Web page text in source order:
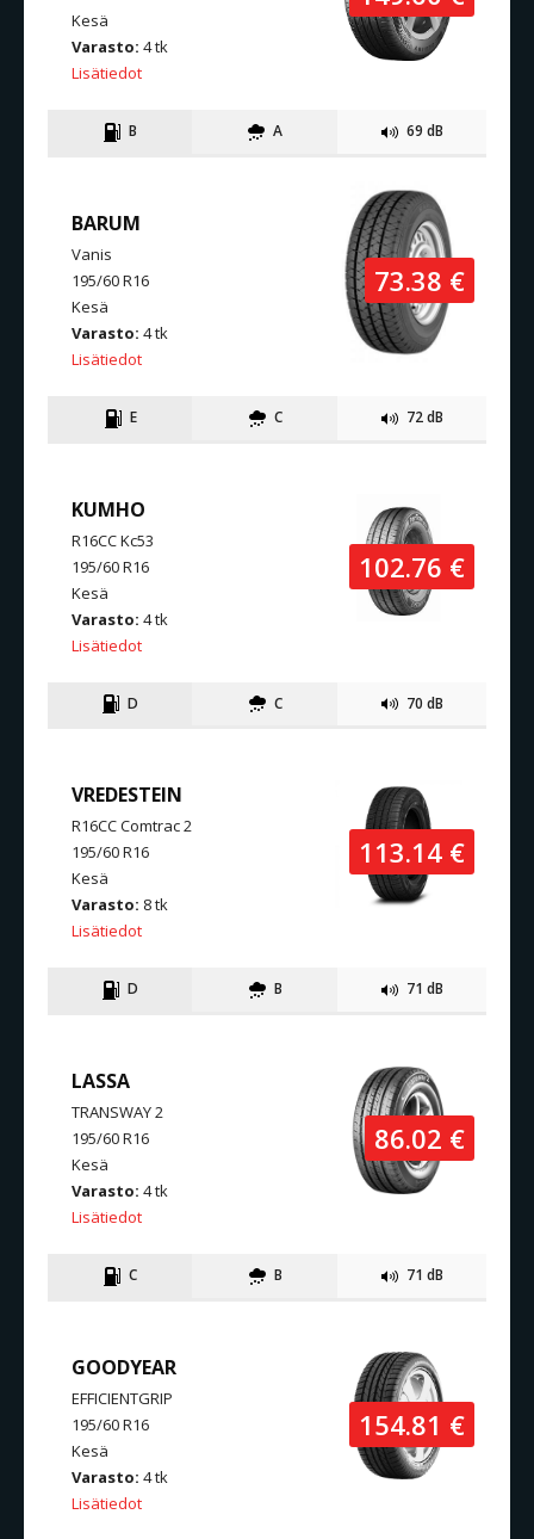
Kesä
Varasto: 4 tk
Lisätiedot
B A 69 dB
73.38 €
BARUM
Vanis
195/60 R16
Kesä
Varasto: 4 tk
Lisätiedot
E C 72 dB
102.76 €
KUMHO
R16CC Kc53
195/60 R16
Kesä
Varasto: 4 tk
Lisätiedot
D C 70 dB
113.14 €
VREDESTEIN
R16CC Comtrac 2
195/60 R16
Kesä
Varasto: 8 tk
Lisätiedot
D B 71 dB
86.02 €
LASSA
TRANSWAY 2
195/60 R16
Kesä
Varasto: 4 tk
Lisätiedot
C B 71 dB
154.81 €
GOODYEAR
EFFICIENTGRIP
195/60 R16
Kesä
Varasto: 4 tk
Lisätiedot